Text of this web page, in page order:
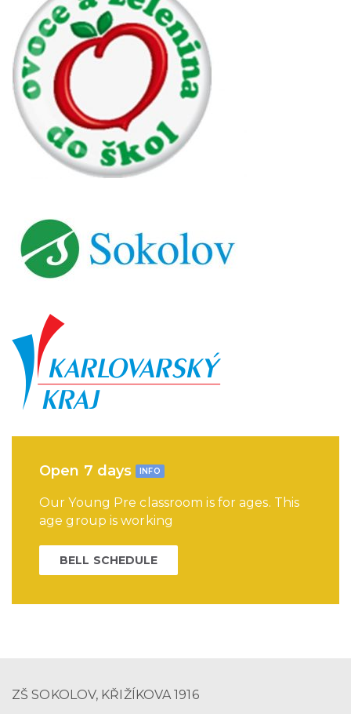
Open 7 days INFO
Our Young Pre classroom is for ages. This
age group is working
BELL SCHEDULE
ZŠ SOKOLOV, KŘIŽÍKOVA 1916